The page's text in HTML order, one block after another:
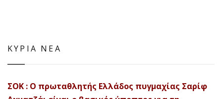
ΚΥΡΙΑ ΝΕΑ
ΣΟΚ : Ο πρωταθλητής Ελλάδος πυγμαχίας Σαρίφ